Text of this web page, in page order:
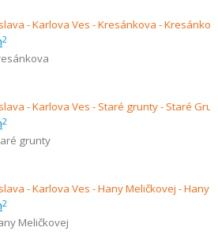
2
2
grunty
2
Meličkovej